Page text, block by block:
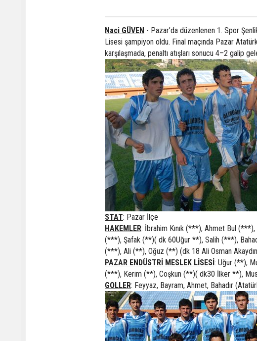
Naci GÜVEN - Pazar’da düzenlenen 1. Spor
Lisesi şampiyon oldu. Final maçında Pazar
karşılaşmada, penaltı atışları sonucu 4–2 galip
STAT: Pazar İlçe
HAKEMLER: İbrahim Kınık (***), Ahmet Bul
(***), Şafak (**)( dk 60Uğur **), Salih (***),
(***), Ali (**), Oğuz (**) (dk 18 Ali Osman
PAZAR ENDÜSTRİ MESLEK LİSESİ: Uğur (**),
(***), Kerim (**), Coşkun (**)( dk30 İlker **),
GOLLER: Feyyaz, Bayram, Ahmet, Bahadır